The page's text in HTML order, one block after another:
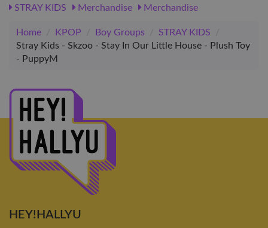
STRAY KIDS
Merchandise Merchandise
Home / KPOP / Boy Groups / STRAY KIDS
/
Stray Kids - Skzoo - Stay In Our Little House - Plush Toy
- PuppyM
HEY!HALLYU